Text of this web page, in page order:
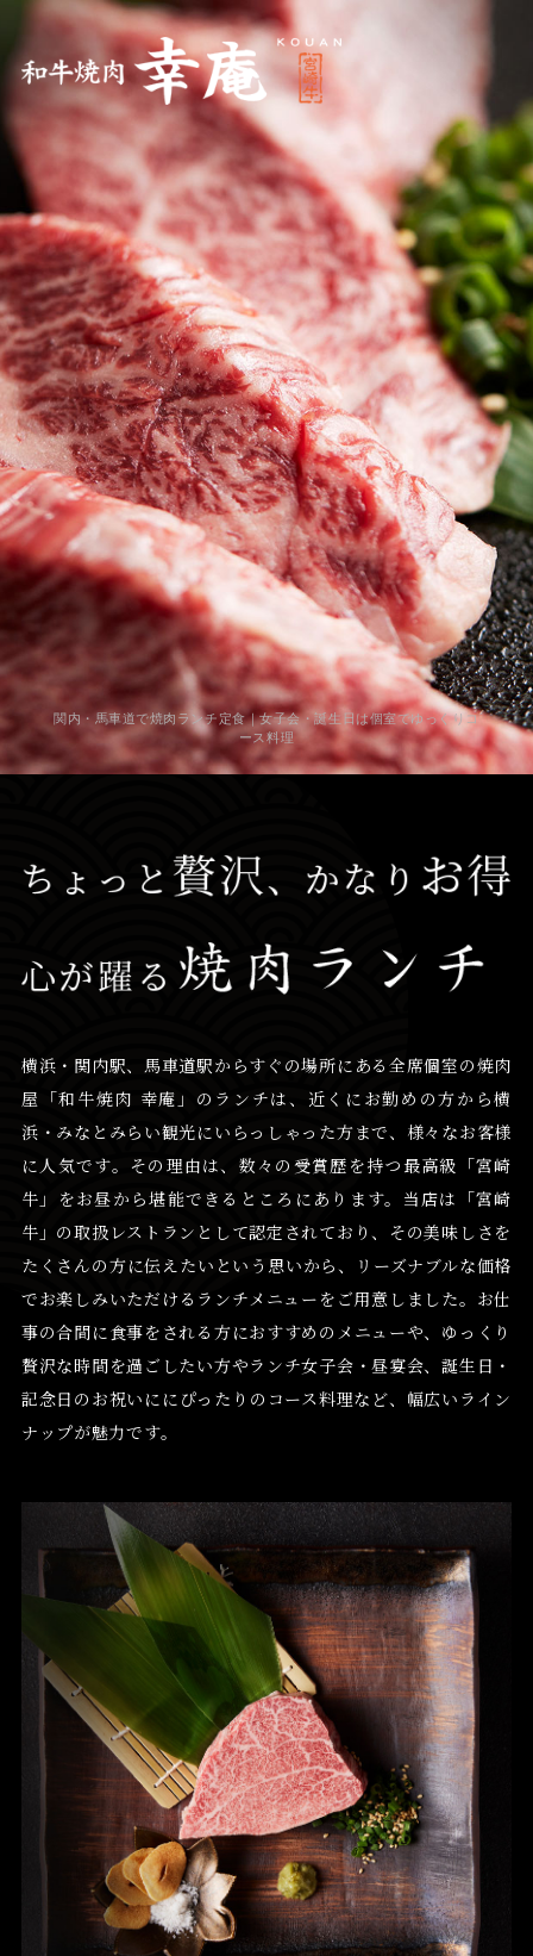
関内・馬車道で焼肉ランチ定食｜女子会・誕生日は個室でゆっくりコ
ース料理
横浜・関内駅、馬車道駅からすぐの場所にある全席個室の焼肉
屋 「和牛焼肉 幸庵」のランチは、近くにお勤めの方から横
浜・みなとみらい観光にいらっしゃった方まで、様々なお客様
に人気です。その理由は、数々の受賞歴を持つ最高級「宮崎
牛」をお昼から堪能できるところにあります。当店は「宮崎
牛」の取扱レストランとして認定されており、その美味しさを
たくさんの方に伝えたいという思いから、リーズナブルな価格
でお楽しみいただけるランチメニューをご用意しました。お仕
事の合間に食事をされる方におすすめのメニューや、ゆっくり
贅沢な時間を過ごしたい方やランチ女子会・昼宴会、誕生日・
記念日のお祝いににぴったりのコース料理など、幅広いライン
ナップが魅力です。